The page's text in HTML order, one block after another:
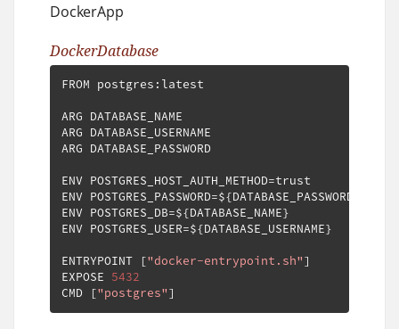
DockerApp
DockerDatabase
FROM postgres : latest
ARG DATABASE_NAME
ARG DATABASE_USERNAME
ARG DATABASE_PASSWORD
ENV POSTGRES_HOST_AUTH_METHOD=trust
ENV POSTGRES_PASSWORD=${DATABASE_PASSWORD
ENV POSTGRES_DB=${DATABASE_NAME}
ENV POSTGRES_USER=${DATABASE_USERNAME}
ENTRYPOINT ["docker-entrypoint.sh"]
EXPOSE 5432
CMD
["postgres"]